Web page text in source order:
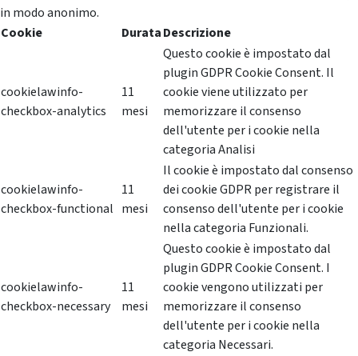
in modo anonimo.
Cookie
DurataDescrizione
cookielawinfo-
checkbox-analytics
11
mesi
Questo cookie è impostato dal
plugin GDPR Cookie Consent. Il
cookie viene utilizzato per
memorizzare il consenso
dell'utente per i cookie nella
categoria Analisi
cookielawinfo-
checkbox-functional
11
mesi
Il cookie è impostato dal consenso
dei cookie GDPR per registrare il
consenso dell'utente per i cookie
nella categoria Funzionali.
cookielawinfo-
checkbox-necessary
11
mesi
Questo cookie è impostato dal
plugin GDPR Cookie Consent. I
cookie vengono utilizzati per
memorizzare il consenso
dell'utente per i cookie nella
categoria Necessari.